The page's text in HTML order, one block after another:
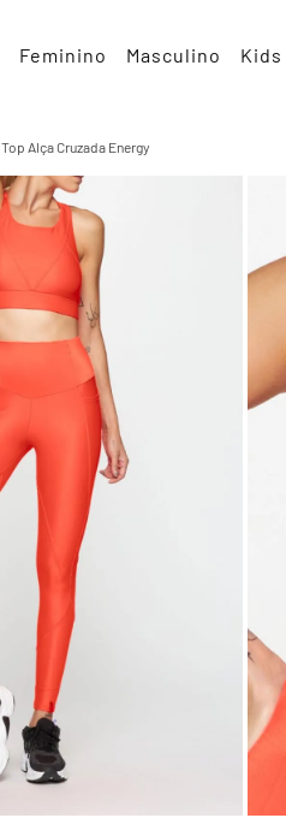
Feminino Masculino Kids
Top Alça Cruzada Energy